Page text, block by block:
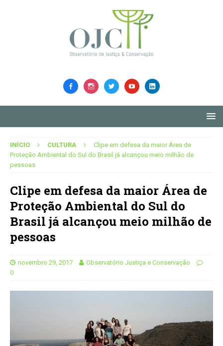
INÍCIO CULTURA
Clipe em defesa da maior Área de
Proteção Ambiental do Sul do Brasil já alcançou meio milhão de
pessoas
Clipe em defesa da maior Área de
Proteção Ambiental do Sul do
Brasil já alcançou meio milhão de
pessoas
novembro 29, 2017
Observatório Justiça e Conservação
0